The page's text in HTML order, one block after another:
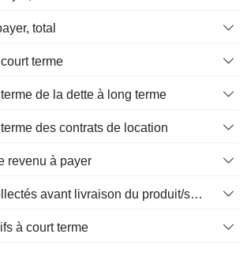
total
terme
de la dette à long terme
des contrats de location
revenu à payer
Revenus collectés avant livraison du produit/service
à court terme